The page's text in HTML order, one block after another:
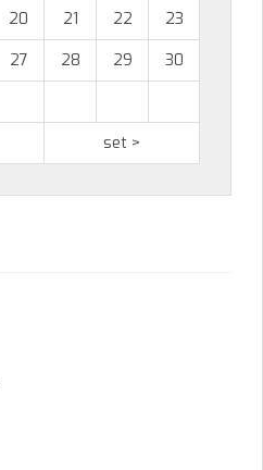
20 21 22
23
27 28 29
30
set >